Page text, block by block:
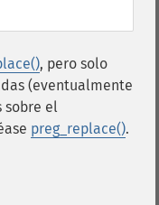
, pero solo
(eventualmente
sobre el
preg_replace().